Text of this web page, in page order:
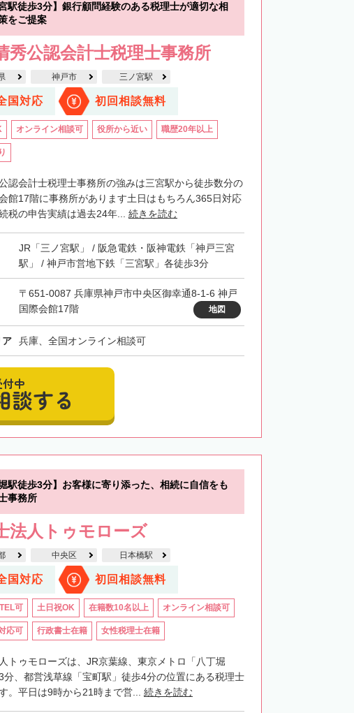
宮駅徒歩3分】銀行顧問経験のある税理士が適切な相
をご提案
秀公認会計士税理士事務所
神戸市 三ノ宮駅
国対応 初回相談無料
オンライン相談可 役所から近い 職歴20年以上
認会計士税理士事務所の強みは三宮駅から徒歩数分の
館17階に事務所があります土日はもちろん365日対応
税の申告実績は過去24年... 続きを読む
JR「三ノ宮駅」 / 阪急電鉄・阪神電鉄「神戸三宮
駅」 / 神戸市営地下鉄「三宮駅」各徒歩3分
〒651-0087 兵庫県神戸市中央区御幸通8-1-6 神戸
国際会館17階
地図
ア 兵庫、全国オンライン相談可
中
談する
堀駅徒歩3分】お客様に寄り添った、相続に自信をも
事務所
法人トゥモローズ
中央区 日本橋駅
国対応 初回相談無料
可 土日祝OK 在籍数10名以上 オンライン相談可
応可 行政書士在籍 女性税理士在籍
トゥモローズは、JR京葉線、東京メトロ「八丁堀
分、都営浅草線「宝町駅」徒歩4分の位置にある税理士
。平日は9時から21時まで営... 続きを読む